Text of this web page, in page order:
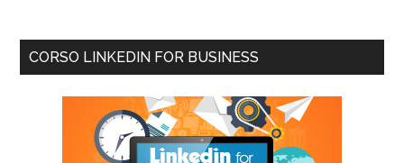
CORSO LINKEDIN FOR BUSINESS